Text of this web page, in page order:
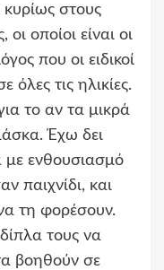
κυρίως στους
οποίοι είναι οι
που οι ειδικοί
τις ηλικίες.
το αν τα μικρά
Έχω δει
με ενθουσιασμό
παιχνίδι, και
τη φορέσουν.
δίπλα τους να
βοηθούν σε